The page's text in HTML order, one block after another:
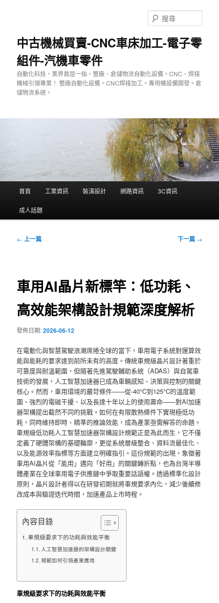
中古機械買賣-CNC車床加工-電子零
組件-汽機車零件
自動化科技，業界首屈一指，整廠、倉儲物流自動化設備，CNC、焊接
機械引領專業！ 整廠自動化設備。CNC焊接加工。專用機設備開發。倉
儲物流系統。
尋
單
首頁 工業資訊 裝潢設計 網路資訊 3C資訊
成人話題
文
← 上一篇 下一篇 →
車用AI晶片新標竿：低功耗、
高效能架構設計規範深度解析
發佈日期:2026-06-12
在電動化與智慧駕駛浪潮席捲全球的當下，車用電子系統對運算效
能與能耗的要求達到前所未有的高度。傳統車規級晶片設計著重於
可靠度與耐溫範圍，但隨著先進駕駛輔助系統（ADAS）與自駕車
技術的發展，人工智慧加速器已成為車輛感知、決策與控制的關鍵
核心。然而，車用環境的嚴苛條件——從-40°C到125°C的溫度範
圍、強烈的電磁干擾、以及長達十年以上的使用壽命——對AI加速
器架構提出截然不同的挑戰。如何在有限散熱條件下實現極低功
耗，同時維持即時、精準的推論效能，成為產業亟需解答的命題。
車規級低功耗人工智慧加速器架構設計規範正是為此而生，它不僅
定義了硬體架構的基礎輪廓，更從系統層級整合、資料流最佳化、
以及能源效率指標等方面建立明確指引。這份規範的出現，象徵著
車用AI晶片從「能用」邁向「好用」的關鍵轉折點，也為台灣半導
體產業在全球車用電子供應鏈中爭取重要話語權。透過標準化設計
原則，晶片設計者得以在研發初期就將車規要求內化，減少後續修
改成本與驗證迭代時間，加速產品上市時程。
內容目錄
車規級要求下的功耗與效能平衡
人工智慧加速器的架構設計關鍵
規範如何引領產業應用
車規級要求下的功耗與效能平衡